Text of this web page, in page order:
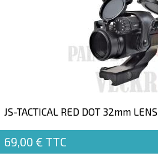
JS-TACTICAL RED DOT 32mm LENS
69,00 € TTC